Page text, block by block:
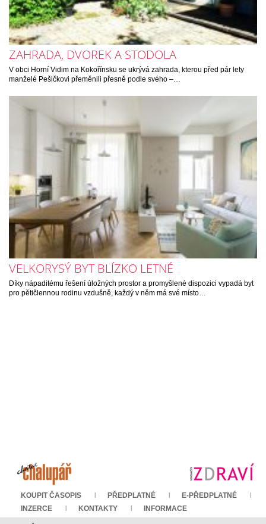
ZAHRADA, DVOREK A STODOLA
V obci Horní Vidim na Kokořínsku se ukrývá zahrada, kterou před pár lety
manželé Pešičkovi přeměnili přesně podle svého –…
VELKORYSÝ BYT BLÍZKO LETNÉ
Díky nápaditému řešení úložných prostor a promyšlené dispozici vypadá byt
pro pětičlennou rodinu vzdušně, každý v něm má své místo…
KOUPIT ČASOPIS PŘEDPLATNÉ
E-PŘEDPLATNÉ
INZERCE
KONTAKTY INFORMACE